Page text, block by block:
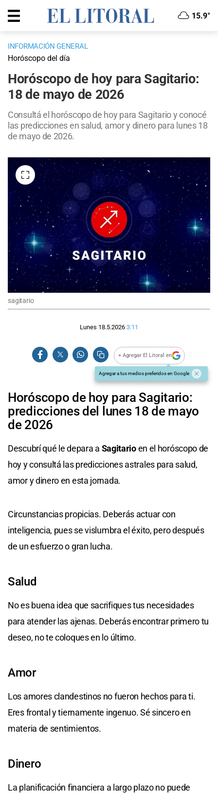
15.9°
INFORMACIÓN GENERAL
Horóscopo del día
Horóscopo de hoy para Sagitario:
18 de mayo de 2026
Consultá el horóscopo de hoy para Sagitario y conocé
las predicciones en salud, amor y dinero para lunes 18
de mayo de 2026.
sagitario
Lunes 18.5.2026 3:11
+ Agregar El Litoral en
Agregar a tus medios preferidos en Google
Horóscopo de hoy para Sagitario:
predicciones del lunes 18 de mayo
de 2026
Descubrí qué le depara a Sagitarioen el horóscopo de
hoy y consultá las predicciones astrales para salud,
amor y dinero en esta jornada.
Circunstancias propicias. Deberás actuar con
inteligencia, pues se vislumbra el éxito, pero después
de un esfuerzo o gran lucha.
Salud
No es buena idea que sacrifiques tus necesidades
para atender las ajenas. Deberás encontrar primero tu
deseo, no te coloques en lo último.
Amor
Los amores clandestinos no fueron hechos para ti.
Eres frontal y tiernamente ingenuo. Sé sincero en
materia de sentimientos.
Dinero
La planificación financiera a largo plazo no puede